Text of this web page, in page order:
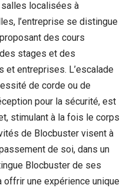
localisées à
l’entreprise se distingue
des cours
stages et des
et entreprises. L’escalade
de corde ou de
pour la sécurité, est
stimulant à la fois le corps
de Blocbuster visent à
de soi, dans un
Blocbuster de ses
offrir une expérience unique